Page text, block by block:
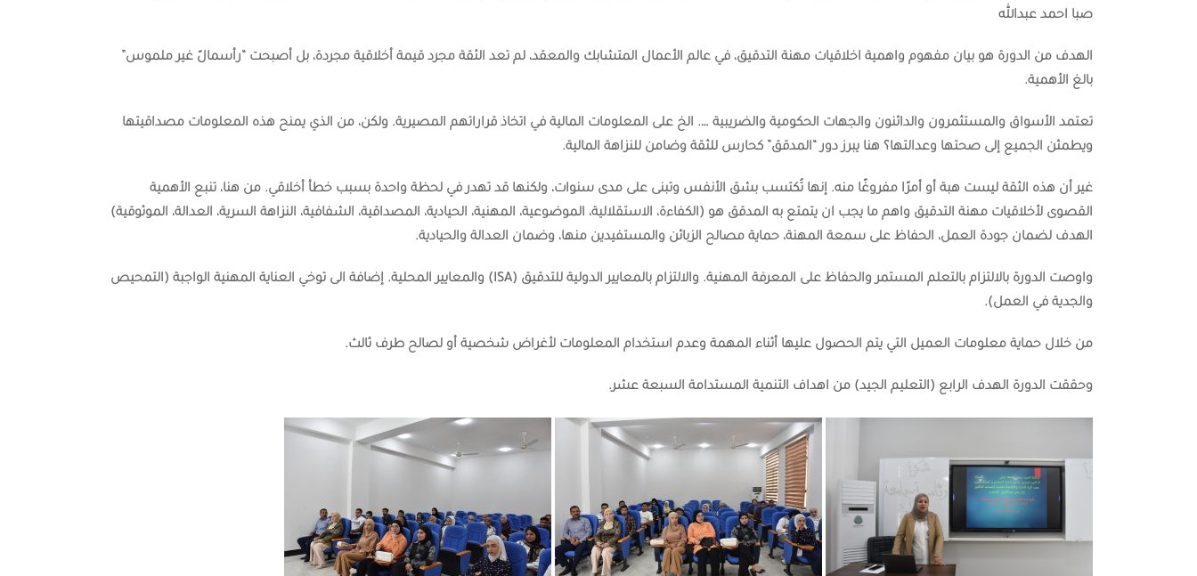
صبا احمد عبدالله
الهدف من الدورة هو بيان مفهوم واهمية اخلاقيات مهنة التدقيق، في عالم الأعمال المتشابك والمعقد، لم تعد الثقة مجرد قيمة أخلاقية مجردة، بل أصبحت “رأسمالً غير ملموس”
بالغ الأهمية.
تعتمد الأسواق والمستثمرون والدائنون والجهات الحكومية والضريبية …. الخ على المعلومات المالية في اتخاذ قراراتهم المصيرية. ولكن، من الذي يمنح هذه المعلومات مصداقيتها
ويطمئن الجميع إلى صحتها وعدالتها؟ هنا يبرز دور “المدقق” كحارس للثقة وضامن للنزاهة المالية.
غير أن هذه الثقة ليست هبة أو أمرًا مفروغًا منه. إنها تُكتسب بشق الأنفس وتبنى على مدى سنوات، ولكنها قد تهدر في لحظة واحدة بسبب خطأ أخلاقي. من هنا، تنبع الأهمية
القصوى لأخلاقيات مهنة التدقيق واهم ما يجب ان يتمتع به المدقق هو (الكفاءة، الاستقلالية، الموضوعية، المهنية، الحيادية، المصداقية، الشفافية، النزاهة السرية، العدالة، الموثوقية)
الهدف لضمان جودة العمل، الحفاظ على سمعة المهنة، حماية مصالح الزبائن والمستفيدين منها، وضمان العدالة والحيادية.
واوصت الدورة بالالتزام بالتعلم المستمر والحفاظ على المعرفة المهنية. والالتزام بالمعايير الدولية للتدقيق (ISA) والمعايير المحلية. إضافة الى توخي العناية المهنية الواجبة (التمحيص
والجدية في العمل).
من خلال حماية معلومات العميل التي يتم الحصول عليها أثناء المهمة وعدم استخدام المعلومات لأغراض شخصية أو لصالح طرف ثالث.
وحققت الدورة الهدف الرابع (التعليم الجيد) من اهداف التنمية المستدامة السبعة عشر.